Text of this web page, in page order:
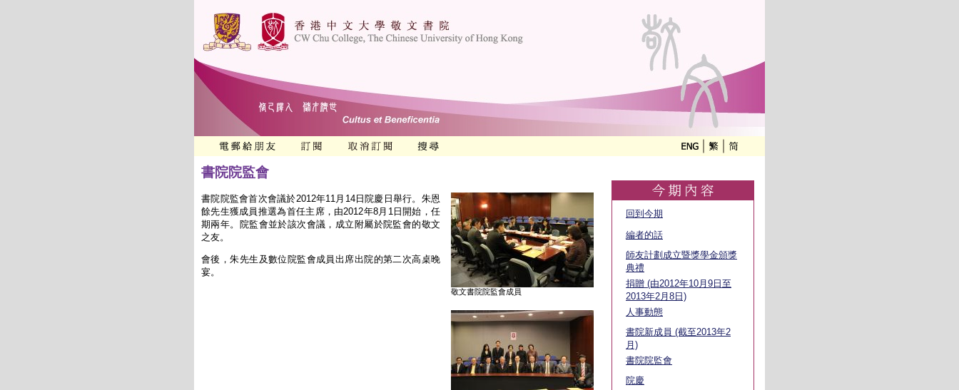
書院院監會
書院院監會首次會議於2012年11月14日院慶日舉行。朱恩
餘先生獲成員推選為首任主席，由2012年8月1日開始，任
期兩年。院監會並於該次會議，成立附屬於院監會的敬文
之友。
會後，朱先生及數位院監會成員出席出院的第二次高桌晚
宴。
敬文書院院監會成員
回到今期
編者的話
師友計劃成立暨獎學金頒獎
典禮
捐贈 (由2012年10月9日至
2013年2月8日)
人事動態
書院新成員 (截至2013年2
月)
書院院監會
院慶